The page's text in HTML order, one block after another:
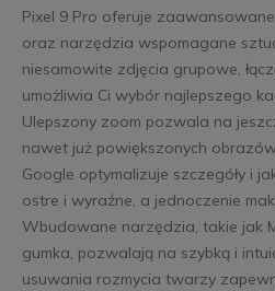
Pixel 9 Pro oferuje
oraz narzędzia wspomagane
niesamowite zdjęcia grupowe,
umożliwia Ci wybór najlepszego
Ulepszony zoom pozwala na
nawet już powiększonych
Google optymalizuje szczegóły i
ostre i wyraźne, a jednoczenie
Wbudowane narzędzia, takie jak
gumka, pozwalają na szybką i
usuwania rozmycia twarzy